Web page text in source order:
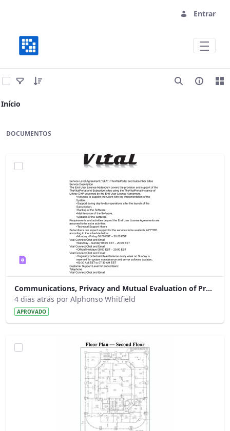
Entrar
Vital Site Services
Início
DOCUMENTOS
Communications, Privacy and Mutual Evaluation of Proprietary Documents
4 dias atrás por Alphonso Whitfield
APROVADO